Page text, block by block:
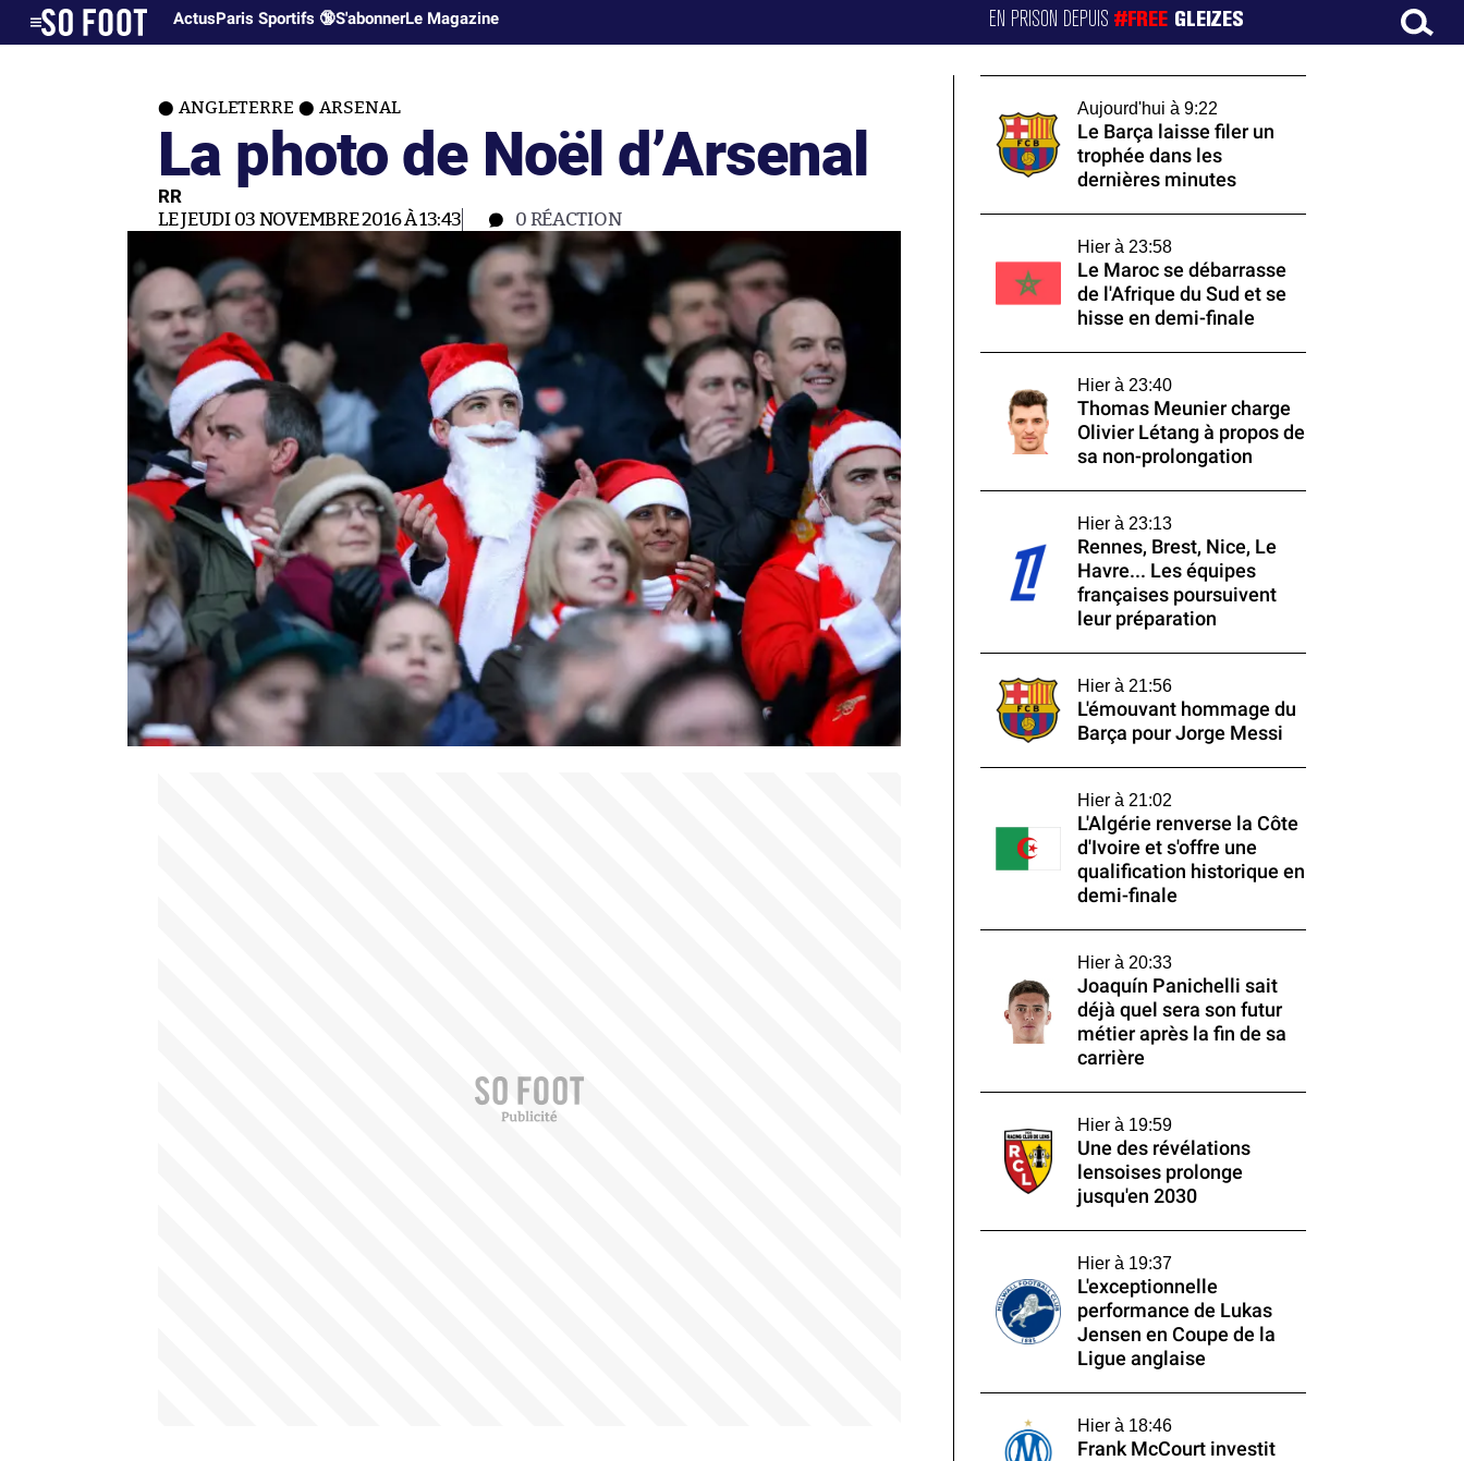
ActusParis Sportifs 🔞S'abonnerLe Magazine EN PRISON DEPUIS#FREE GLEIZES
ANGLETERRE ARSENAL
La photo de Noël d’Arsenal
RR
LE JEUDI 03 NOVEMBRE 2016 À 13:43 0 RÉACTION
Aujourd'hui à 9:22
Le Barça laisse filer un
trophée dans les
dernières minutes
Hier à 23:58
Le Maroc se débarrasse
de l'Afrique du Sud et se
hisse en demi-finale
Hier à 23:40
Thomas Meunier charge
Olivier Létang à propos de
sa non-prolongation
Hier à 23:13
Rennes, Brest, Nice, Le
Havre... Les équipes
françaises poursuivent
leur préparation
Hier à 21:56
L'émouvant hommage du
Barça pour Jorge Messi
Hier à 21:02
L'Algérie renverse la Côte
d'Ivoire et s'offre une
qualification historique en
demi-finale
Hier à 20:33
Joaquín Panichelli sait
déjà quel sera son futur
métier après la fin de sa
carrière
Hier à 19:59
Une des révélations
lensoises prolonge
jusqu'en 2030
Hier à 19:37
L'exceptionnelle
performance de Lukas
Jensen en Coupe de la
Ligue anglaise
Hier à 18:46
Frank McCourt investit